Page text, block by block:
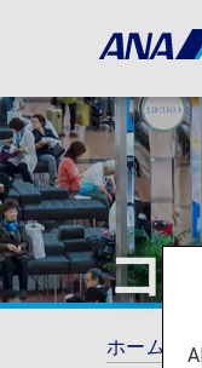
コ
ホーム